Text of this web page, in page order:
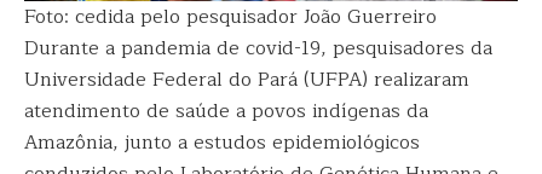
Foto: cedida pelo pesquisador João Guerreiro
Durante a pandemia de covid-19, pesquisadores da
Universidade Federal do Pará (UFPA) realizaram
atendimento de saúde a povos indígenas da
Amazônia, junto a estudos epidemiológicos